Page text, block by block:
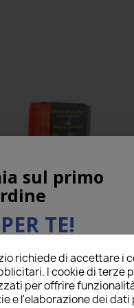
Xenon 93175721
Ballast D2S D2R 35W
42,00 €
starstar starstarstar 3 Recensioni
prodotto è stato acquistato: 23
richiede di accettare i
I cookie di terze
per offrire
e l'elaborazione dei
sul primo
TE!
qui sotto per ricevere il
sul tuo primo ordine!